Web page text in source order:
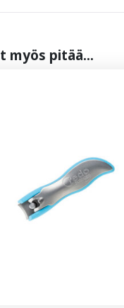
myös pi­tää...